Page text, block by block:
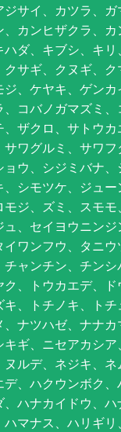
サイ、カツラ、ガ
、カンヒザクラ、
ダ、キブシ、キ
クサギ、クヌギ、
、ケヤキ、ゲンカ
、コバノガマズミ
、ザクロ、サトウ
サワグルミ、サワ
ョウ、シジミバナ
、シモツケ、ジュ
ジ、ズミ、スモモ
、セイヨウニンジ
イワンフウ、タニ
ャンチン、チン
、トウカエデ、
キ、トチノキ、ト
ナツハゼ、ナナ
ギ、ニセアカシ
ルデ、ネジキ、
デ、ハクウンボク
、ハナカイドウ、
マナス、ハリギ